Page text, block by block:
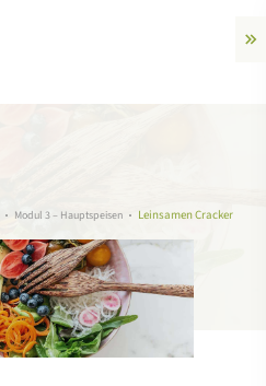
Modul 3 – Hauptspeisen Leinsamen Cracker